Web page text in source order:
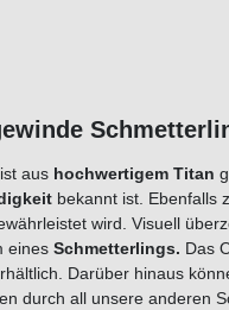
ist aus hochwertigem Titan
bekannt ist. Ebenfalls
wird. Visuell
eines Schmetterlings. Das
Darüber hinaus
durch all unsere anderen